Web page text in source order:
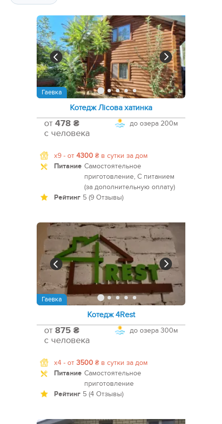
Гаевка
Котедж Лісова хатинка
до озера 200м
от 478 ₴
с человека
x9 - от 4300 ₴ в сутки за дом
Питание Самостоятельное
приготовление, С питанием
(за дополнительную оплату)
Рейтинг 5 (9 Отзывы)
Гаевка
Котедж 4Rest
до озера 300м
от 875 ₴
с человека
x4 - от 3500 ₴ в сутки за дом
Питание Самостоятельное
приготовление
Рейтинг 5 (4 Отзывы)